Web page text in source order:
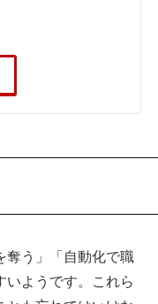
奪う」「自動化で職
いようです。これら